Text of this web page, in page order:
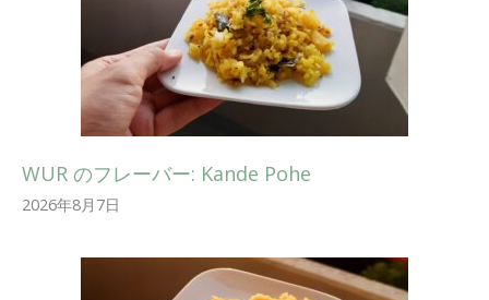
WUR のフレーバー: Kande Pohe
2026年8月7日